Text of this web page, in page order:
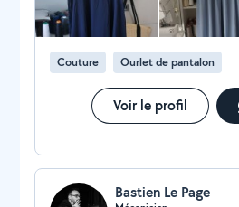
Couture Ourlet de pantalon
Voir le profil
Bastien Le Page